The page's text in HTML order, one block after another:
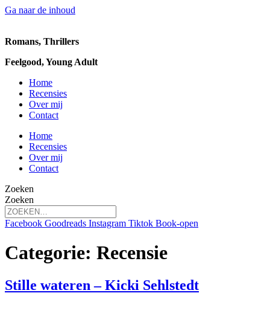
Ga naar de inhoud
Romans, Thrillers
Feelgood, Young Adult
Home
Recensies
Over mij
Contact
Home
Recensies
Over mij
Contact
Zoeken
Zoeken
Facebook Goodreads Instagram Tiktok Book-open
Categorie: Recensie
Stille wateren – Kicki Sehlstedt